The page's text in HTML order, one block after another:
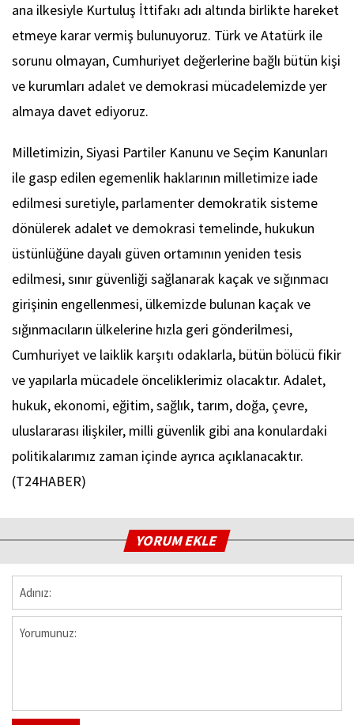
ana ilkesiyle Kurtuluş İttifakı adı altında birlikte hareket
etmeye karar vermiş bulunuyoruz. Türk ve Atatürk ile
sorunu olmayan, Cumhuriyet değerlerine bağlı bütün kişi
ve kurumları adalet ve demokrasi mücadelemizde yer
almaya davet ediyoruz.
Milletimizin, Siyasi Partiler Kanunu ve Seçim Kanunları
ile gasp edilen egemenlik haklarının milletimize iade
edilmesi suretiyle, parlamenter demokratik sisteme
dönülerek adalet ve demokrasi temelinde, hukukun
üstünlüğüne dayalı güven ortamının yeniden tesis
edilmesi, sınır güvenliği sağlanarak kaçak ve sığınmacı
girişinin engellenmesi, ülkemizde bulunan kaçak ve
sığınmacıların ülkelerine hızla geri gönderilmesi,
Cumhuriyet ve laiklik karşıtı odaklarla, bütün bölücü fikir
ve yapılarla mücadele önceliklerimiz olacaktır. Adalet,
hukuk, ekonomi, eğitim, sağlık, tarım, doğa, çevre,
uluslararası ilişkiler, milli güvenlik gibi ana konulardaki
politikalarımız zaman içinde ayrıca açıklanacaktır.
(T24HABER)
YORUM EKLE